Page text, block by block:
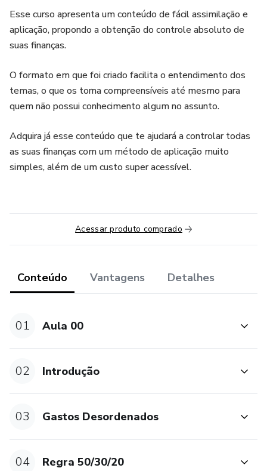
Esse curso apresenta um conteúdo de fácil assimilação e
aplicação, propondo a obtenção do controle absoluto de
suas finanças.
O formato em que foi criado facilita o entendimento dos
temas, o que os torna compreensíveis até mesmo para
quem não possui conhecimento algum no assunto.
Adquira já esse conteúdo que te ajudará a controlar todas
as suas finanças com um método de aplicação muito
simples, além de um custo super acessível.
Acessar produto comprado
Conteúdo Vantagens Detalhes
01 Aula 00
02 Introdução
03 Gastos Desordenados
04 Regra 50/30/20